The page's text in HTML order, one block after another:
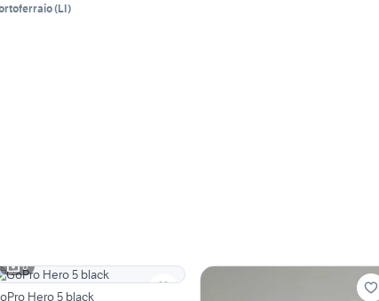
(LI)
6
Hero 5 black